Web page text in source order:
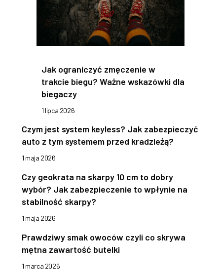
Jak ograniczyć zmęczenie w
trakcie biegu? Ważne wskazówki dla
biegaczy
1 lipca 2026
Czym jest system keyless? Jak zabezpieczyć
auto z tym systemem przed kradzieżą?
1 maja 2026
Czy geokrata na skarpy 10 cm to dobry
wybór? Jak zabezpieczenie to wpłynie na
stabilność skarpy?
1 maja 2026
Prawdziwy smak owoców czyli co skrywa
mętna zawartość butelki
1 marca 2026